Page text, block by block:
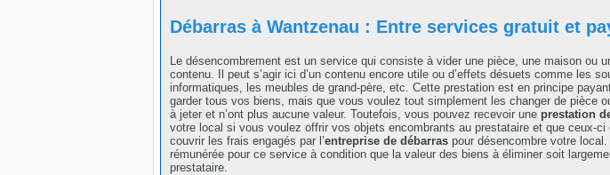
Débarras à Wantzenau : Entre services gratuit et
Le désencombrement est un service qui consiste à vider une pièce, une maison ou
contenu. Il peut s’agir ici d’un contenu encore utile ou d’effets désuets comme les
informatiques, les meubles de grand-père, etc. Cette prestation est en principe
garder tous vos biens, mais que vous voulez tout simplement les changer de pièce
à jeter et n’ont plus aucune valeur. Toutefois, vous pouvez recevoir une prestation
votre local si vous voulez offrir vos objets encombrants au prestataire et que ceux-ci
couvrir les frais engagés par l’entreprise de débarras pour désencombre votre
rémunérée pour ce service à condition que la valeur des biens à éliminer soit
prestataire.